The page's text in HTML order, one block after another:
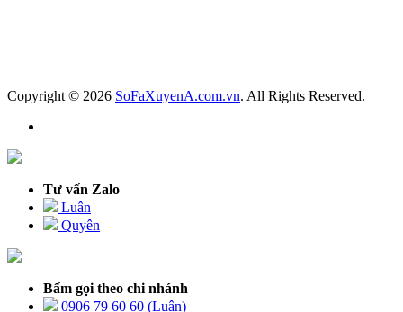
Copyright © 2026 SoFaXuyenA.com.vn. All Rights Reserved.
Tư vấn Zalo
Luân
Quyên
Bấm gọi theo chi nhánh
0906 79 60 60 (Luân)